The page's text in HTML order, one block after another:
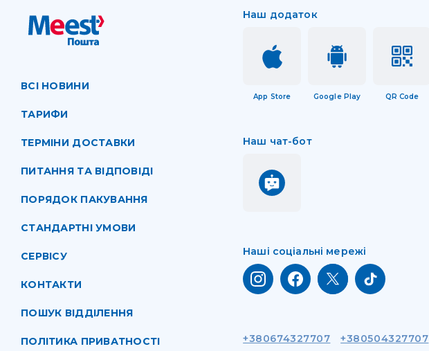
ВСІ НОВИНИ
ТАРИФИ
ТЕРМІНИ ДОСТАВКИ
ПИТАННЯ ТА ВІДПОВІДІ
ПОРЯДОК ПАКУВАННЯ
СТАНДАРТНІ УМОВИ
СЕРВІСУ
КОНТАКТИ
ПОШУК ВІДДІЛЕННЯ
ПОЛІТИКА ПРИВАТНОСТІ
Наш додаток
App Store Google Play QR Code
Наш чат-бот
Наші соціальні мережі
+380674327707 +380504327707